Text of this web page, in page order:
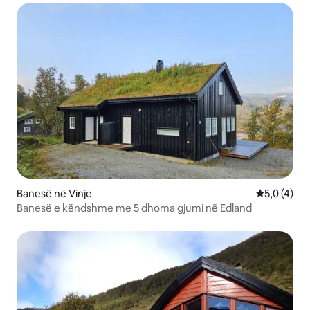
Banesë në Vinje Vlerësimi
5,0 (4)
Banesë e këndshme me 5 dhoma gjumi në Edland